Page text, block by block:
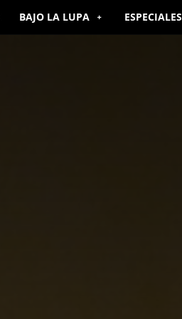
BAJO LA LUPA ESPECIALES